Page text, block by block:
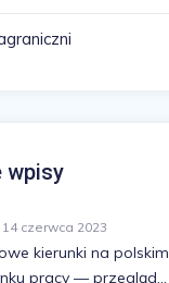
wpisy
14 czerwca 2023
kierunki na polskim
pracy — przegląd